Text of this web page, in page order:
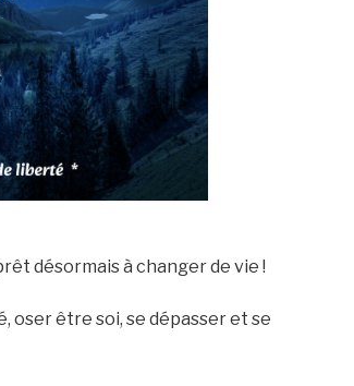
désormais à changer de vie !
être soi, se dépasser et se